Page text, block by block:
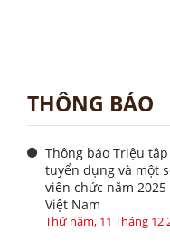
THÔNG BÁO
Thông báo Triệu
tuyển dụng và một
viên chức năm
Việt Nam
Thứ năm, 11 Tháng 12